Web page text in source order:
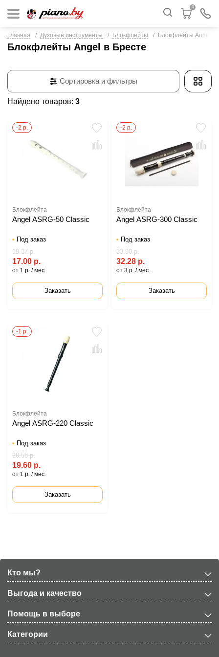
0
Главная Духовые инструменты Блокфлейты Блокфлейты Angel
Блокфлейты Angel в Бресте
Найдено товаров: 3
Сортировка и фильтры
-2 р.
Блокфлейта
Angel ASRG-50 Classic
Под заказ
17.00 р.
19.37 р.
от 1 р. / мес.
Заказать
-2 р.
Блокфлейта
Angel ASRG-300 Classic
Под заказ
32.28 р.
33.90 р.
от 3 р. / мес.
Заказать
-1 р.
Блокфлейта
Angel ASRG-220 Classic
Под заказ
19.60 р.
20.58 р.
от 1 р. / мес.
Заказать
Кто мы?
Выгода и качество
Помощь в выборе
Категории